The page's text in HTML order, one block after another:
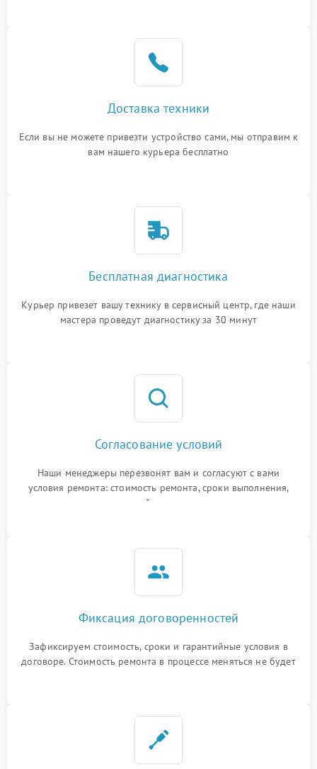
Доставка техники
Если вы не можете привезти устройство сами, мы отправим к
вам нашего курьера бесплатно
Бесплатная диагностика
Курьер привезет вашу технику в сервисный центр, где наши
мастера проведут диагностику за 30 минут
Согласование условий
Наши менеджеры перезвонят вам и согласуют с вами
условия ремонта: стоимость ремонта, сроки выполнения,
гарантийные условия
Фиксация договоренностей
Зафиксируем стоимость, сроки и гарантийные условия в
договоре. Стоимость ремонта в процессе меняться не будет